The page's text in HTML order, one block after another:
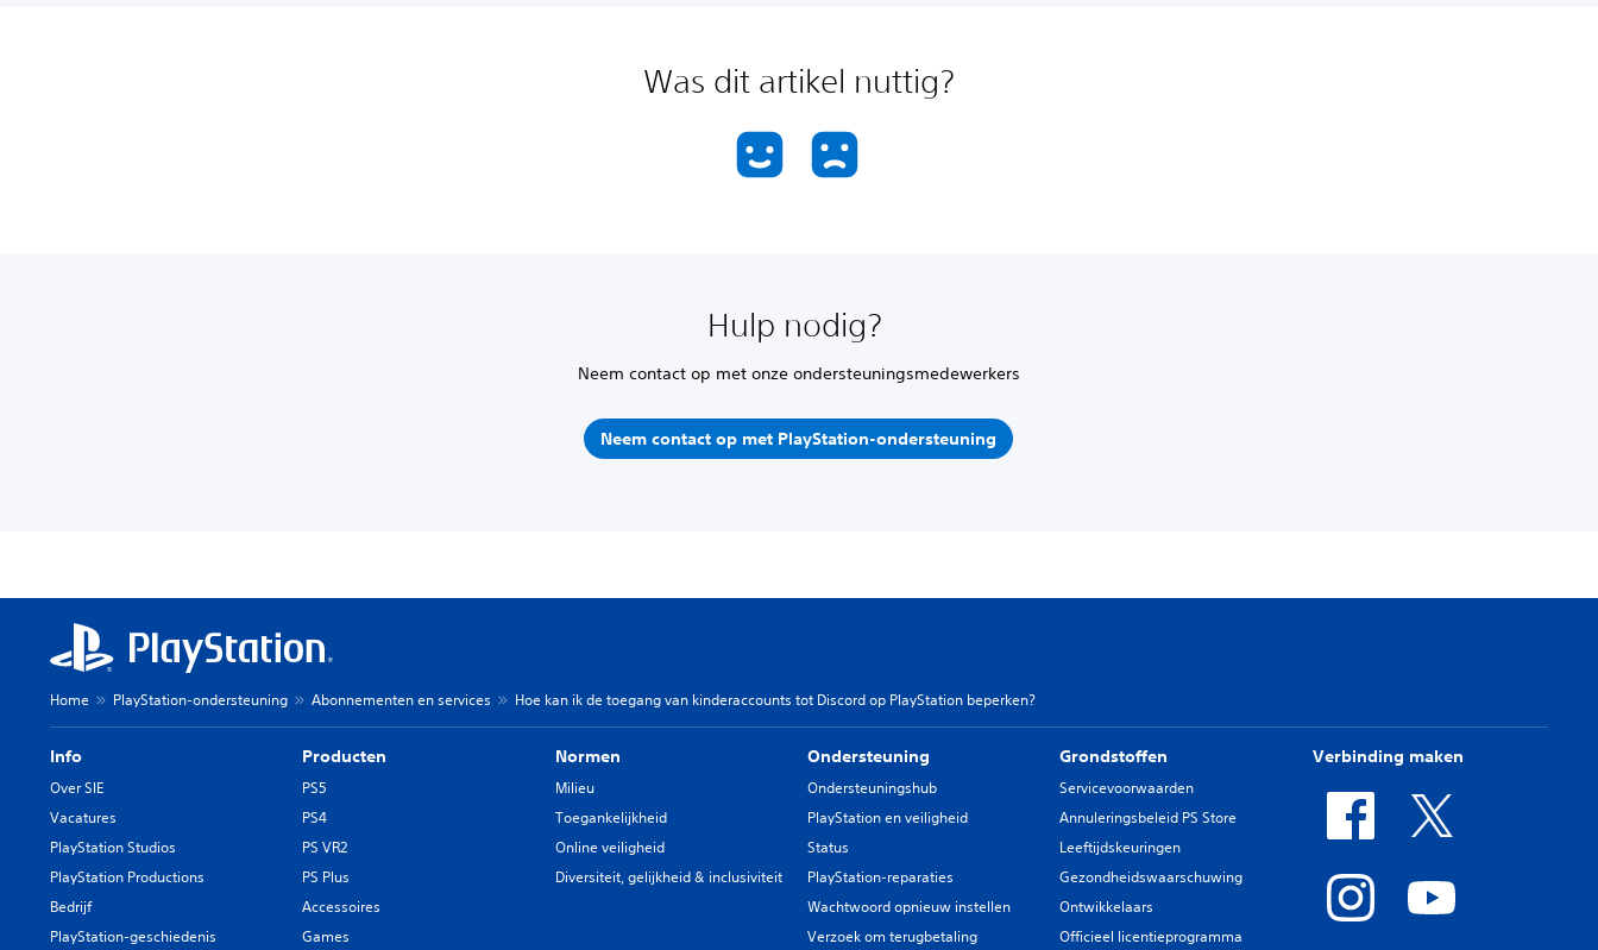
Was dit artikel nuttig?
Hulp nodig?
Neem contact op met onze ondersteuningsmedewerkers
Neem contact op met PlayStation-ondersteuning
Home PlayStation-ondersteuning Abonnementen en services Hoe kan ik de toegang van kinderaccounts tot Discord op PlayStation beperken?
Info
Over SIE
Vacatures
PlayStation Studios
PlayStation Productions
Bedrijf
PlayStation-geschiedenis
Producten
PS5
PS4
PS VR2
PS Plus
Accessoires
Games
Normen
Milieu
Toegankelijkheid
Online veiligheid
Diversiteit, gelijkheid & inclusiviteit
Ondersteuning
Ondersteuningshub
PlayStation en veiligheid
Status
PlayStation-reparaties
Wachtwoord opnieuw instellen
Verzoek om terugbetaling
Grondstoffen
Servicevoorwaarden
Annuleringsbeleid PS Store
Leeftijdskeuringen
Gezondheidswaarschuwing
Ontwikkelaars
Officieel licentieprogramma
Verbinding maken